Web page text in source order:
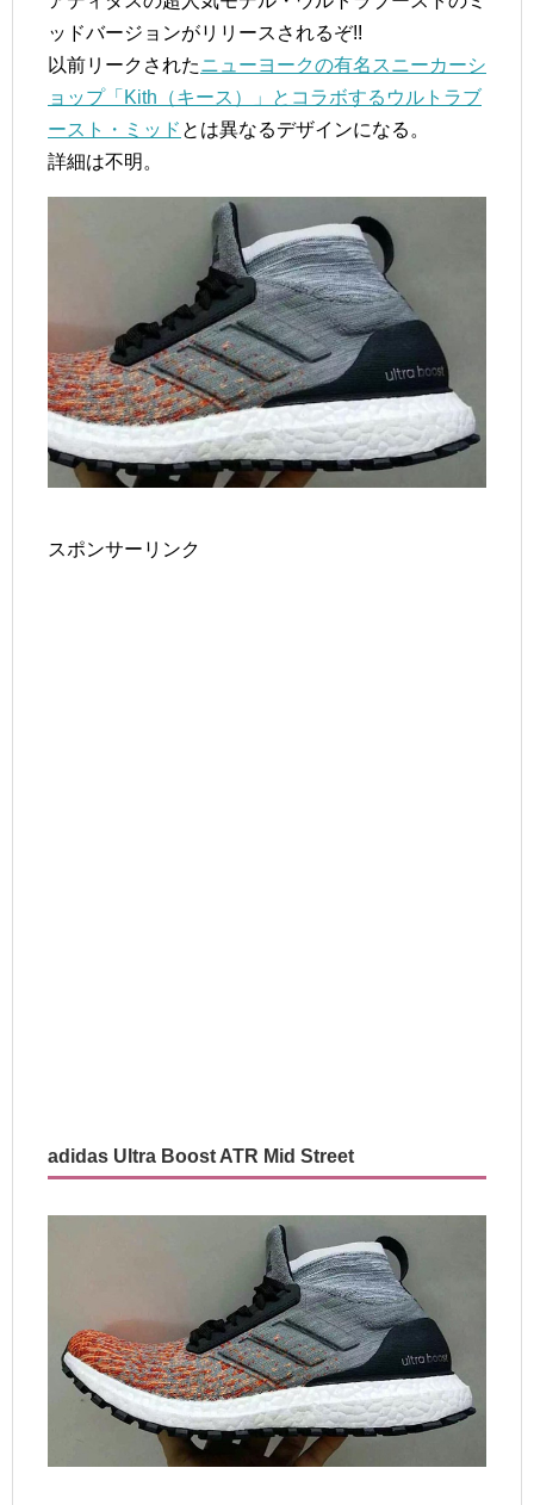
ッドバージョンがリリースされるぞ!!
以前リークされたニューヨークの有名スニーカーシ
ョップ「Kith（キース）」とコラボするウルトラブ
ースト・ミッド とは異なるデザインになる。
詳細は不明。
スポンサーリンク
adidas Ultra Boost ATR Mid Street